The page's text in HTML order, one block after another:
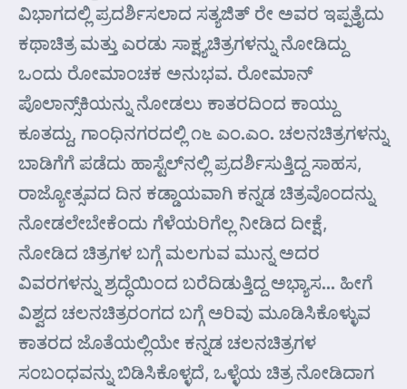
ವಿಭಾಗದಲ್ಲಿ ಪ್ರದರ್ಶಿಸಲಾದ ಸತ್ಯಜಿತ್ ರೇ ಅವರ ಇಪ್ಪತ್ತೈದು
ಕಥಾಚಿತ್ರ ಮತ್ತು ಎರಡು ಸಾಕ್ಷ್ಯಚಿತ್ರಗಳನ್ನು ನೋಡಿದ್ದು
ಒಂದು ರೋಮಾಂಚಕ ಅನುಭವ. ರೋಮಾನ್
ಪೊಲಾನ್ಸ್‌ಕಿಯನ್ನು ನೋಡಲು ಕಾತರದಿಂದ ಕಾಯ್ದು
ಕೂತದ್ದು, ಗಾಂಧಿನಗರದಲ್ಲಿ ೧೬ ಎಂ.ಎಂ. ಚಲನಚಿತ್ರಗಳನ್ನು
ಬಾಡಿಗೆಗೆ ಪಡೆದು ಹಾಸ್ಟೆಲ್‌ನಲ್ಲಿ ಪ್ರದರ್ಶಿಸುತ್ತಿದ್ದ ಸಾಹಸ,
ರಾಜ್ಯೋತ್ಸವದ ದಿನ ಕಡ್ಡಾಯವಾಗಿ ಕನ್ನಡ ಚಿತ್ರವೊಂದನ್ನು
ನೋಡಲೇಬೇಕೆಂದು ಗೆಳೆಯರಿಗೆಲ್ಲ ನೀಡಿದ ದೀಕ್ಷೆ,
ನೋಡಿದ ಚಿತ್ರಗಳ ಬಗ್ಗೆ ಮಲಗುವ ಮುನ್ನ ಅದರ
ವಿವರಗಳನ್ನು ಶ್ರದ್ಧೆಯಿಂದ ಬರೆದಿಡುತ್ತಿದ್ದ ಅಭ್ಯಾಸ… ಹೀಗೆ
ವಿಶ್ವದ ಚಲನಚಿತ್ರರಂಗದ ಬಗ್ಗೆ ಅರಿವು ಮೂಡಿಸಿಕೊಳ್ಳುವ
ಕಾತರದ ಜೊತೆಯಲ್ಲಿಯೇ ಕನ್ನಡ ಚಲನಚಿತ್ರಗಳ
ಸಂಬಂಧವನ್ನು ಬಿಡಿಸಿಕೊಳ್ಳದೆ, ಒಳ್ಳೆಯ ಚಿತ್ರ ನೋಡಿದಾಗ